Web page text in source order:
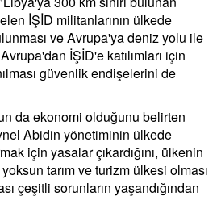
İŞİD militanlarının ülkede
ve Avrupa'ya deniz yolu ile
İŞİD'e katılımları için
güvenlik endişelerini de
da ekonomi olduğunu belirten
Abidin yönetiminin ülkede
için yasalar çıkardığını, ülkenin
tarım ve turizm ülkesi olması
çeşitli sorunların yaşandığından